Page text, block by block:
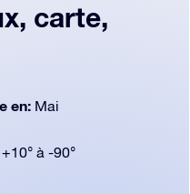
carte,
en: Mai
+10° à -90°